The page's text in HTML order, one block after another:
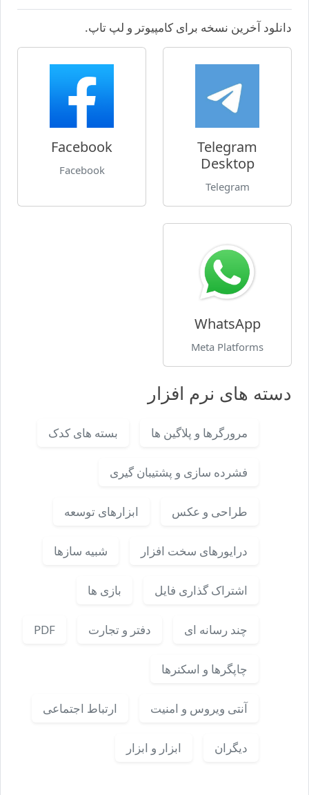
دانلود آخرین نسخه برای کامپیوتر و لپ تاپ.
Telegram
Desktop
Telegram
Facebook
Facebook
WhatsApp
Meta Platforms
دسته های نرم افزار
مرورگرها و پلاگین ها بسته های کدک
فشرده سازی و پشتیبان گیری
طراحی و عکس ابزارهای توسعه
درایورهای سخت افزار شبیه سازها
اشتراک گذاری فایل بازی ها
چند رسانه ای دفتر و تجارت PDF
چاپگرها و اسکنرها
آنتی ویروس و امنیت ارتباط اجتماعی
دیگران ابزار و ابزار